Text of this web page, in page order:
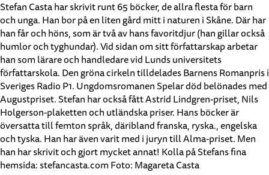
Stefan Casta har skrivit runt 65 böcker, de allra flesta för barn
och unga. Han bor på en liten gård mitt i naturen i Skåne. Där har
han får och höns, som är två av hans favoritdjur (han gillar också
humlor och tyghundar). Vid sidan om sitt författarskap arbetar
han som lärare och handledare vid Lunds universitets
författarskola. Den gröna cirkeln tilldelades Barnens Romanpris i
Sveriges Radio P1. Ungdomsromanen Spelar död belönades med
Augustpriset. Stefan har också fått Astrid Lindgren-priset, Nils
Holgerson-plaketten och utländska priser. Hans böcker är
översatta till femton språk, däribland franska, ryska., engelska
och tyska. Han har även varit med i juryn till Alma-priset. Men
han har skrivit och gjort mycket annat! Kolla på Stefans fina
hemsida: stefancasta.com Foto: Magareta Casta